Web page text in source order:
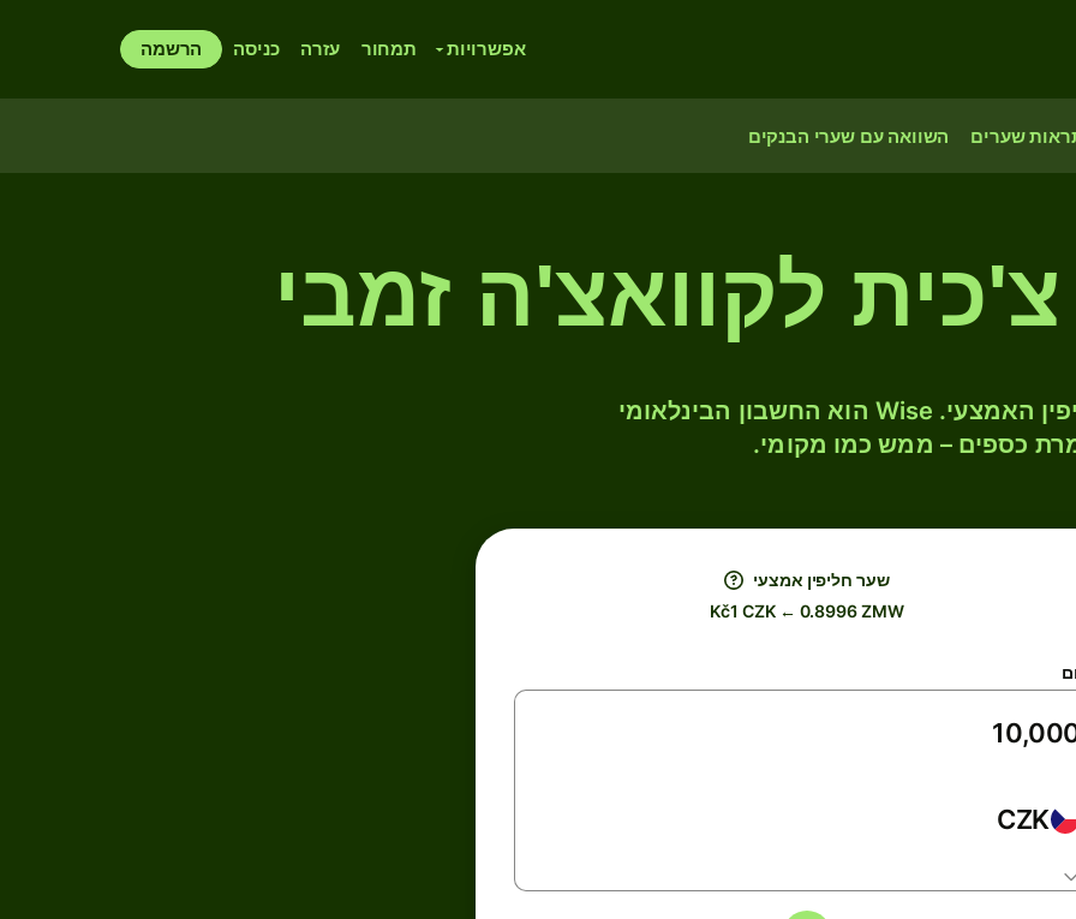
אפשרויות תמחור עזרה כניסה הרשמה
שערים השוואה עם שערי הבנקים
צ'כית לקוואצ'ה זמבי
המירו CZK ל- ZMW לפי שער החליפין האמצעי. Wise הוא החשבון הבינלאומי
כספים – ממש כמו מקומי.
שער חליפין אמצעי
Kč1 CZK ← 0.8996 ZMW
CZK